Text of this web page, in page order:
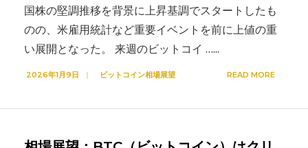
国株の堅調推移を背景に上昇基調でスタートしたも
のの、米雇用統計など重要イベントを前に上値の重
い展開となった。 来週のビットコイ …...
2026年1月9日 | ビットコイン相場展望 READ MORE